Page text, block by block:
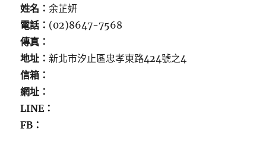
姓名：余芷妍
電話： (02)8647-7568
傳真：
地址：新北市汐止區忠孝東路424號之4
信箱：
網址：
LINE：
FB：